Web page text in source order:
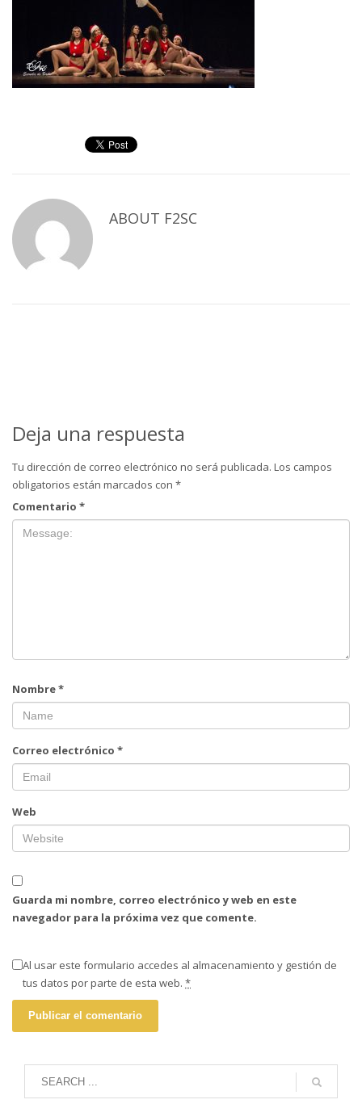
ABOUT F2SC
Deja una respuesta
Tu dirección de correo electrónico no será publicada. Los campos
obligatorios están marcados con *
Comentario *
Nombre*
Correo electrónico *
Web
Guarda mi nombre, correo electrónico y web en este
navegador para la próxima vez que comente.
Al usar este formulario accedes al almacenamiento y gestión de
tus datos por parte de esta web. *